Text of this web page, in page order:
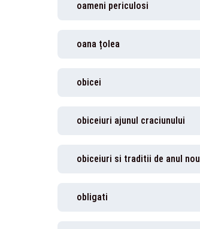
oameni periculosi
oana țolea
obicei
obiceiuri ajunul craciunului
obiceiuri si traditii de anul nou
obligati